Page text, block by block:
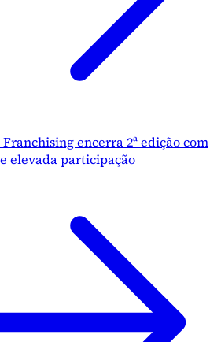
encerra 2ª edição com
elevada participação